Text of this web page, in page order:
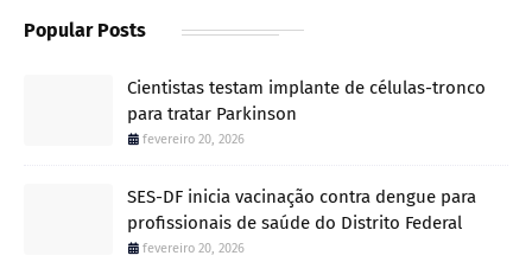
Popular Posts
Cientistas testam implante de células-tronco
para tratar Parkinson
fevereiro 20, 2026
SES-DF inicia vacinação contra dengue para
profissionais de saúde do Distrito Federal
fevereiro 20, 2026